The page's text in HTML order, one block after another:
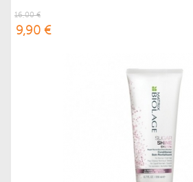
16,00 €
9,90 €